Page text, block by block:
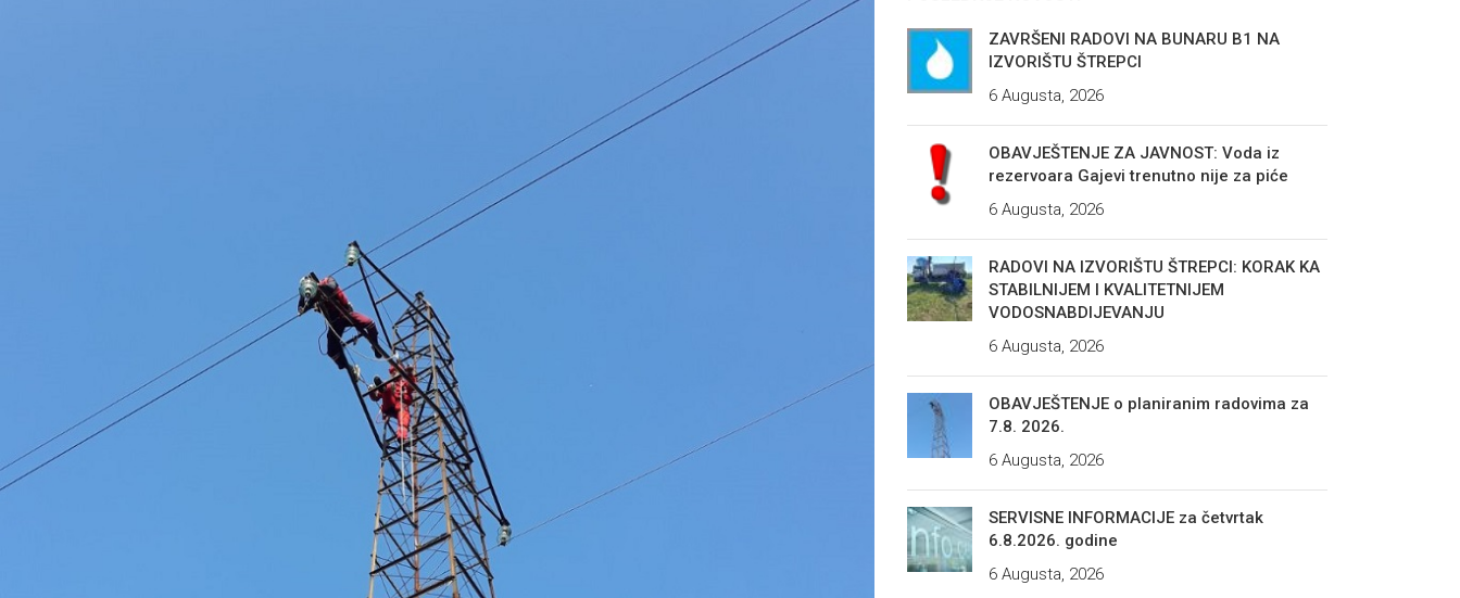
ZAVRŠENI RADOVI NA BUNARU B1 NA
IZVORIŠTU ŠTREPCI
6 Augusta, 2026
OBAVJEŠTENJE ZA JAVNOST: Voda iz
rezervoara Gajevi trenutno nije za piće
6 Augusta, 2026
RADOVI NA IZVORIŠTU ŠTREPCI: KORAK KA
STABILNIJEM I KVALITETNIJEM
VODOSNABDIJEVANJU
6 Augusta, 2026
OBAVJEŠTENJE o planiranim radovima za
7.8. 2026.
6 Augusta, 2026
SERVISNE INFORMACIJE za četvrtak
6.8.2026. godine
6 Augusta, 2026